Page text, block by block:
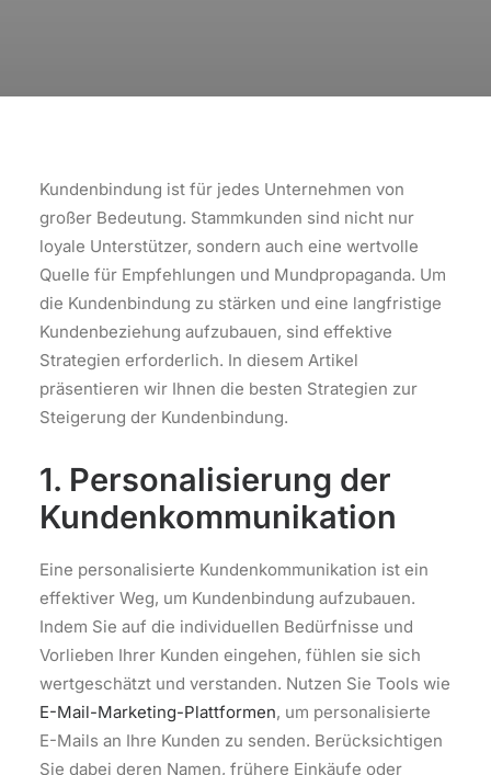
Kundenbindung ist für jedes Unternehmen von
großer Bedeutung. Stammkunden sind nicht nur
loyale Unterstützer, sondern auch eine wertvolle
Quelle für Empfehlungen und Mundpropaganda. Um
die Kundenbindung zu stärken und eine langfristige
Kundenbeziehung aufzubauen, sind effektive
Strategien erforderlich. In diesem Artikel
präsentieren wir Ihnen die besten Strategien zur
Steigerung der Kundenbindung.
1. Personalisierung der
Kundenkommunikation
Eine personalisierte Kundenkommunikation ist ein
effektiver Weg, um Kundenbindung aufzubauen.
Indem Sie auf die individuellen Bedürfnisse und
Vorlieben Ihrer Kunden eingehen, fühlen sie sich
wertgeschätzt und verstanden. Nutzen Sie Tools wie
E-Mail-Marketing-Plattformen, um personalisierte
E-Mails an Ihre Kunden zu senden. Berücksichtigen
Sie dabei deren Namen, frühere Einkäufe oder